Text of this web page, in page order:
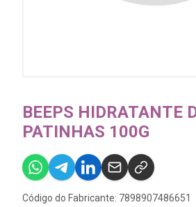
BEEPS HIDRATANTE
PATINHAS 100G
Código do Fabricante: 7898907486651